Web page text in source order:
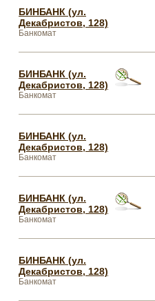
БИНБАНК (ул.
Декабристов, 128)
Банкомат
БИНБАНК (ул.
Декабристов, 128)
Банкомат
БИНБАНК (ул.
Декабристов, 128)
Банкомат
БИНБАНК (ул.
Декабристов, 128)
Банкомат
БИНБАНК (ул.
Декабристов, 128)
Банкомат